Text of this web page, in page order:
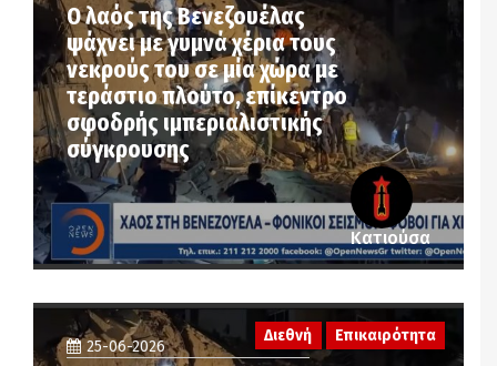
Ο λαός της Βενεζουέλας
ψάχνει με γυμνά χέρια τους
νεκρούς του σε μία χώρα με
τεράστιο πλούτο, επίκεντρο
σφοδρής ιμπεριαλιστικής
σύγκρουσης
Κατιούσα
25-06-2026
Διεθνή Επικαιρότητα